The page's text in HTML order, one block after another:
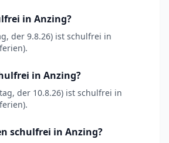
in Anzing?
der 9.8.26) ist schulfrei in
in Anzing?
der 10.8.26) ist schulfrei in
schulfrei in Anzing?